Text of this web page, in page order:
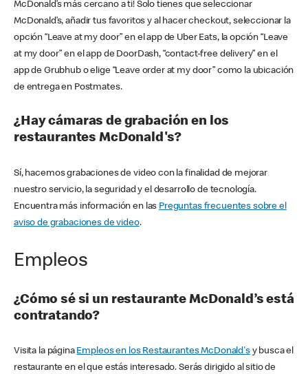
McDonald’s más cercano a ti! Solo tienes que seleccionar
McDonald’s, añadir tus favoritos y al hacer checkout, seleccionar la
opción “Leave at my door” en el app de Uber Eats, la opción “Leave
at my door” en el app de DoorDash, “contact-free delivery” en el
app de Grubhub o elige “Leave order at my door” como la ubicación
de entrega en Postmates.
¿Hay cámaras de grabación en los
restaurantes McDonald's?
Sí, hacemos grabaciones de video con la finalidad de mejorar
nuestro servicio, la seguridad y el desarrollo de tecnología.
Encuentra más información en las Preguntas frecuentes sobre el
aviso de grabaciones de video.
Empleos
¿Cómo sé si un restaurante McDonald’s está
contratando?
Visita la página Empleos en los Restaurantes McDonald'sy busca el
restaurante en el que estás interesado. Serás dirigido al sitio de